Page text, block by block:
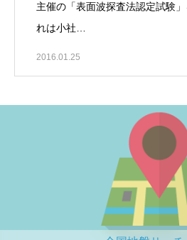
主催の「表面波探査法認定試験
れは小社…
2016.01.25